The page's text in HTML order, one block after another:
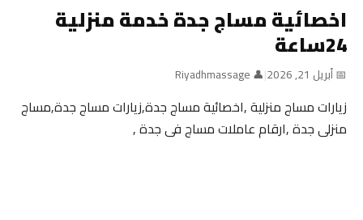
اخصائية مساج جدة خدمة منزلية
24ساعة
📅 أبريل 21, 2026 |
👤 Riyadhmassage
زيارات مساج منزلية ,اخصائية مساج جدة,زيارات مساج جدة,مساج
منزلى جدة ,ارقام عاملات مساج فى جدة ,